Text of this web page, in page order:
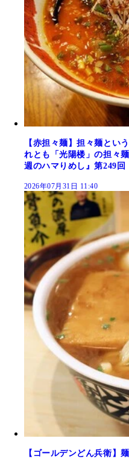
【赤担々麺】担々麺とい
れとも「光陽楼」の担々
週のハマりめし』第249回
2026年07月31日 11:40
【ゴールデンどん兵衛